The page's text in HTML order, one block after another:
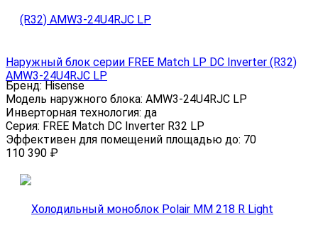
Наружный блок серии FREE Match LP DC Inverter (R32)
AMW3-24U4RJC LP
Бренд:Hisense
Модель наружного блока: AMW3-24U4RJC LP
Инверторная технология: да
Серия: FREE Match DC Inverter R32 LP
Эффективен для помещений площадью до: 70
110 390 ₽